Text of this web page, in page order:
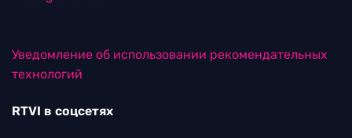
Уведомление об использовании рекомендательных
технологий
RTVI в соцсетях